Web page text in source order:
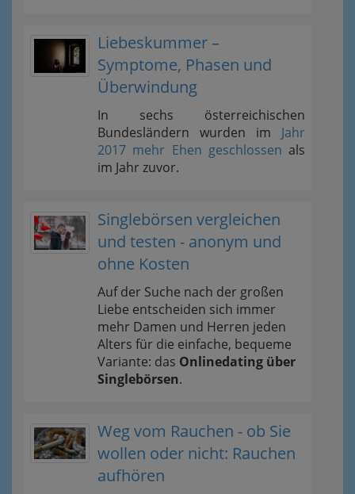
Liebeskummer –
Symptome, Phasen und
Überwindung
In sechs österreichischen
Bundesländern wurden im Jahr
2017 mehr Ehen geschlossen als
im Jahr zuvor.
Singlebörsen vergleichen
und testen - anonym und
ohne Kosten
Auf der Suche nach der großen
Liebe entscheiden sich immer
mehr Damen und Herren jeden
Alters für die einfache, bequeme
Variante: das Onlinedating über
Singlebörsen.
Weg vom Rauchen - ob Sie
wollen oder nicht: Rauchen
aufhören